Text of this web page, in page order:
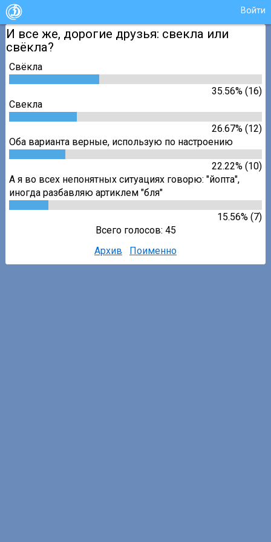
Войти
И все же, дорогие друзья: свекла или
свёкла?
Свёкла
35.56% (16)
Свекла
26.67% (12)
Оба варианта верные, использую по настроению
22.22% (10)
А я во всех непонятных ситуациях говорю: "йопта",
иногда разбавляю артиклем "бля"
15.56% (7)
Всего голосов: 45
Архив
Поименно